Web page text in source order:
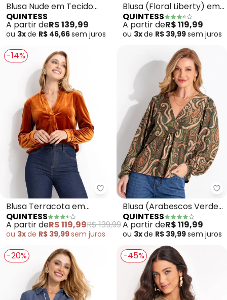
Blusa Nude em Tecido
Crepe Plano
QUINTESS
A partir deR$ 139,99
ou 3xde R$ 46,66sem juros
Blusa (Floral Liberty) em
Tule
QUINTESS
A partir deR$ 119,99
ou 3xde R$ 39,99sem juros
-14%
Quintess - Blusa Terracota em
Blusa Terracota em
Veludo
QUINTESS
A partir deR$ 119,99R$ 139,99
ou 3xde R$ 39,99sem juros
Blusa (Arabescos Verde)
em Malha Fria
QUINTESS
A partir deR$ 119,99
ou 3xde R$ 39,99sem juros
-20% -45%